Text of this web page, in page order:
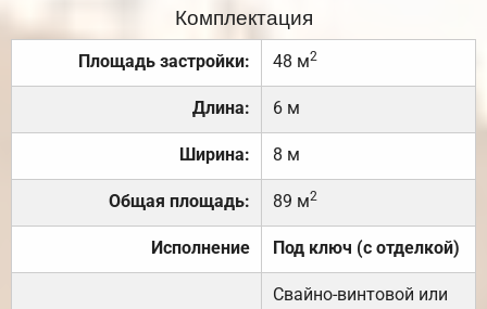
Комплектация
Площадь застройки: 48 м2
Длина: 6 м
Ширина: 8 м
Общая площадь: 89 м2
Исполнение Под ключ (с отделкой)
Свайно-винтовой или